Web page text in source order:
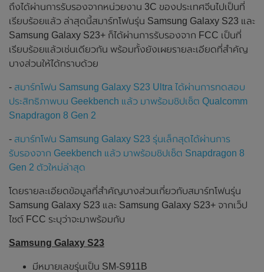
ถึงได้ผ่านการรับรองจากหน่วยงาน 3C ของประเทศจีนไปเป็นที่
เรียบร้อยแล้ว ล่าสุดนี้สมาร์ทโฟนรุ่น Samsung Galaxy S23 และ
Samsung Galaxy S23+ ก็ได้ผ่านการรับรองจาก FCC เป็นที่
เรียบร้อยแล้วเช่นเดียวกัน พร้อมทั้งยังเผยรายละเอียดที่สำคัญ
บางส่วนให้ได้ทราบด้วย
- สมาร์ทโฟน Samsung Galaxy S23 Ultra ได้ผ่านการทดสอบ
ประสิทธิภาพบน Geekbench แล้ว มาพร้อมชิปเซ็ต Qualcomm
Snapdragon 8 Gen 2
- สมาร์ทโฟน Samsung Galaxy S23 รุ่นเล็กสุดได้ผ่านการ
รับรองจาก Geekbench แล้ว มาพร้อมชิปเซ็ต Snapdragon 8
Gen 2 ตัวใหม่ล่าสุด
โดยรายละเอียดข้อมูลที่สำคัญบางส่วนเกี่ยวกับสมาร์ทโฟนรุ่น
Samsung Galaxy S23 และ Samsung Galaxy S23+ จากเว็ป
ไซต์ FCC ระบุว่าจะมาพร้อมกับ
Samsung Galaxy S23
มีหมายเลขรุ่นเป็น SM-S911B